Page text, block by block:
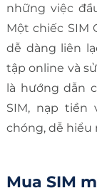
những việc
Một chiếc SIM
dễ dàng liên
tập online và
là hướng dẫn
SIM, nạp tiền
chóng, dễ hiểu
Mua SIM